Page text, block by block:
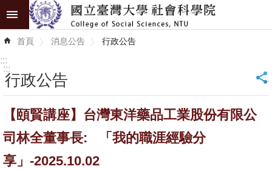
跳到主要內容區塊
進
階
識
學
首頁 消息公告 行政公告
:::
:::
行政公告 _
【頤賢講座】台灣東洋藥品工業股份有限公
司林全董事長: 「我的職涯經驗分
享」-2025.10.02